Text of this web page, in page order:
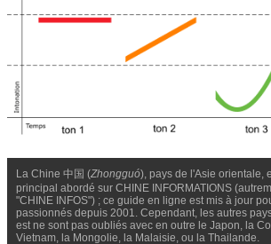
La Chine 中国 (Zhongguó), pays de l'Asie orientale,
principal abordé sur CHINE INFORMATIONS
"CHINE INFOS") ; ce guide en ligne est mis à jour
passionnés depuis 2001. Cependant, les autres
est ne sont pas oubliés avec en outre le Japon, la
Vietnam, la Mongolie, la Malaisie, ou la Thailande.